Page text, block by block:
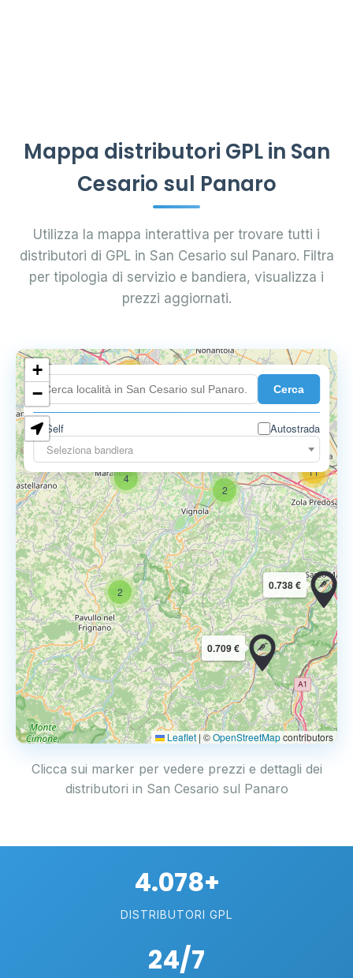
Mappa distributori GPL in San
Cesario sul Panaro
Utilizza la mappa interattiva per trovare tutti i
distributori di GPL in San Cesario sul Panaro. Filtra
per tipologia di servizio e bandiera, visualizza i
prezzi aggiornati.
Cerca
Self
Autostrada
Seleziona bandiera
2
4
11
18
9
2
11
0.709 €
0.738 €
+
−
Leaflet | ©OpenStreetMapcontributors
Clicca sui marker per vedere prezzi e dettagli dei
distributori in San Cesario sul Panaro
4.078+
DISTRIBUTORI GPL
24/7